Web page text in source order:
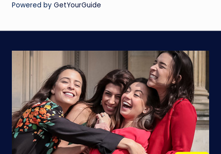
Powered by GetYourGuide